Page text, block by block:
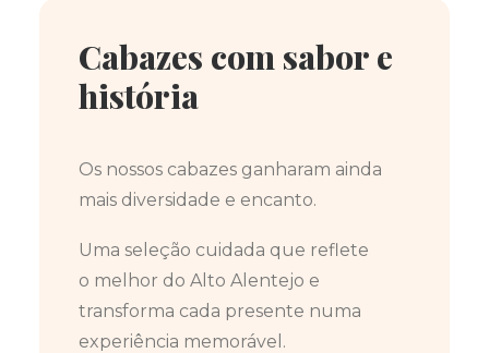
Cabazes com sabor e
história
Os nossos cabazes ganharam ainda
mais diversidade e encanto.
Uma seleção cuidada que reflete
o melhor do Alto Alentejo e
transforma cada presente numa
experiência memorável.